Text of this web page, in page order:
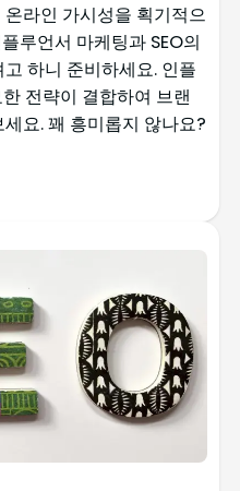
라인 가시성을 획기적으
루언서 마케팅과 SEO의
하니 준비하세요. 인플
전략이 결합하여 브랜
요. 꽤 흥미롭지 않나요?